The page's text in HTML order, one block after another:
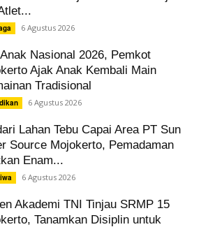
6 Agustus 2026
Nasional 2026, Pemkot
Ajak Anak Kembali Main
Tradisional
6 Agustus 2026
Lahan Tebu Capai Area PT Sun
Source Mojokerto, Pemadaman
Enam...
6 Agustus 2026
Akademi TNI Tinjau SRMP 15
Tanamkan Disiplin untuk